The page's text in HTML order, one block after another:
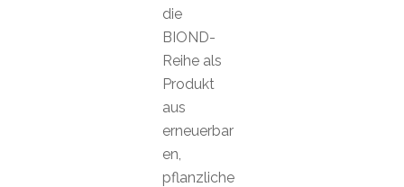
die
BIOND-
Reihe als
Produkt
aus
erneuerbar
en,
pflanzliche